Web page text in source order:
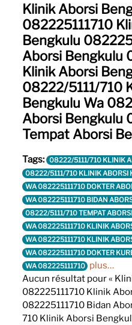
Klinik Aborsi
082225111710
Bengkulu
Aborsi Bengkulu
Klinik Aborsi
08222/5111/710
Bengkulu Wa
Aborsi Bengkulu
Tempat Aborsi Be
Tags: 08222/5111/710 KLINIK
08222/5111/710 KLINIK ABORSI
WA 082225111710 DOKTER
WA 082225111710 BIDAN
08222/5111/710 TEMPAT
WA 082225111710 KLINIK
WA 082225111710 KLINIK
WA 082225111710 DOKTER
WA 082225111710 plus…
Aucun résultat pour «
082225111710 Klinik
082225111710 Bidan
710 Klinik Aborsi